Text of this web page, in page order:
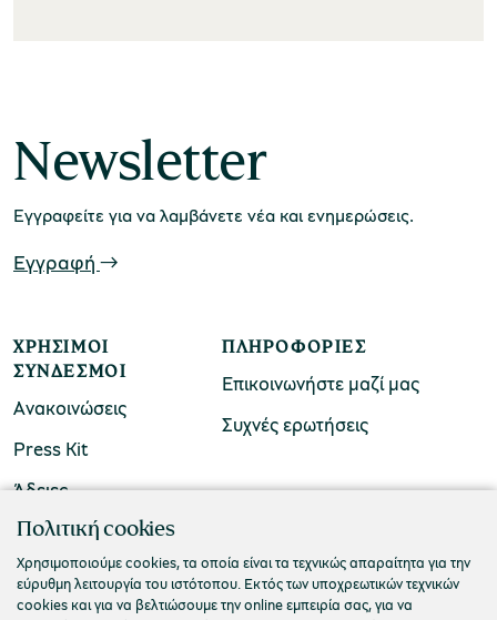
Μουσείο Μαρμαροτεχνίας
Μουσείο Μαστίχας Χίου
Μουσείο Αργυροτεχνίας
Newsletter
Εγγραφείτε για να λαμβάνετε νέα και ενημερώσεις.
Εγγραφή
ΧΡΉΣΙΜΟΙ
ΣΎΝΔΕΣΜΟΙ
Ανακοινώσεις
Press Kit
Άδειες
ΠΛΗΡΟΦΟΡΊΕΣ
Επικοινωνήστε μαζί μας
Συχνές ερωτήσεις
ΠΟΛΙΤΙΣΤΙΚΟ ΙΔΡΥΜΑ ΟΜΙΛΟΥ ΠΕΙΡΑΙΩΣ
Τ. 210 3256922
Ε. info@piop.gr
Πολιτική cookies
Χρησιμοποιούμε cookies, τα οποία είναι τα τεχνικώς απαραίτητα για την
εύρυθμη λειτουργία του ιστότοπου. Εκτός των υποχρεωτικών τεχνικών
cookies και για να βελτιώσουμε την online εμπειρία σας, για να